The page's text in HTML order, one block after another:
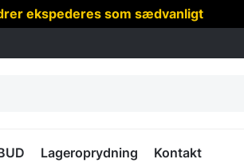
ekspederes som sædvanligt
Lageroprydning Kontakt